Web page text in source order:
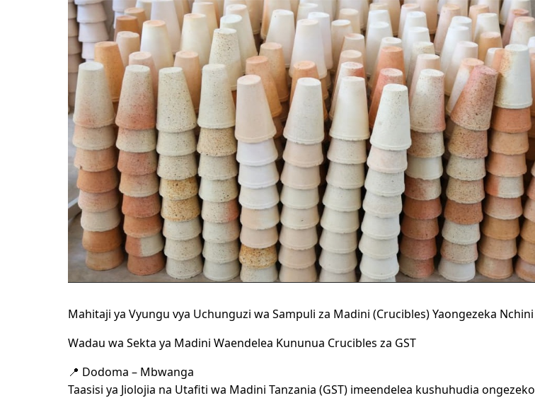
Mahitaji ya Vyungu vya Uchunguzi wa Sampuli za Madini (Crucibles) Yaongezeka Nchini
Wadau wa Sekta ya Madini Waendelea Kununua Crucibles za GST
📍 Dodoma – Mbwanga
Taasisi ya Jiolojia na Utafiti wa Madini Tanzania (GST) imeendelea kushuhudia ongezeko